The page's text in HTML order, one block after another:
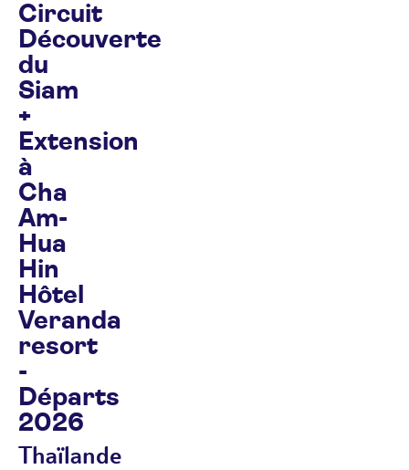
Circuit
Découverte
du
Siam
+
Extension
à
Cha
Am-
Hua
Hin
Hôtel
Veranda
resort
-
Départs
2026
Thaïlande